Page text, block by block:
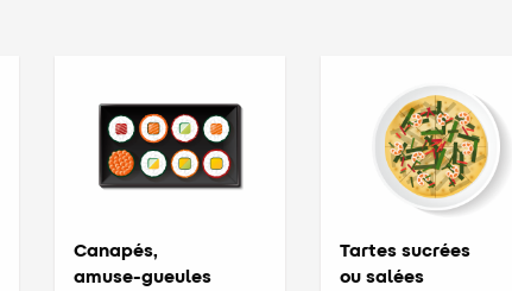
Canapés,
amuse-gueules
Tartes sucrées
ou salées